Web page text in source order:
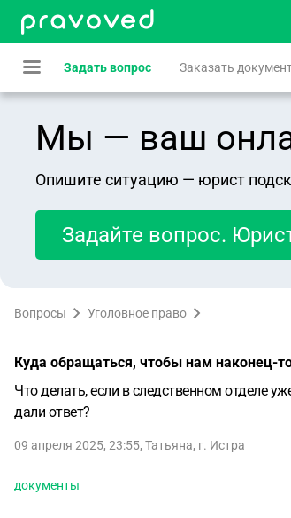
Задать вопрос Заказать
Мы — ваш
Опишите ситуацию — юрист
Задайте вопрос.
Вопросы Уголовное право
Куда обращаться, чтобы нам наконец-
Что делать, если в следственном отделе
дали ответ?
09 апреля 2025, 23:55, Татьяна, г. Истра
документы